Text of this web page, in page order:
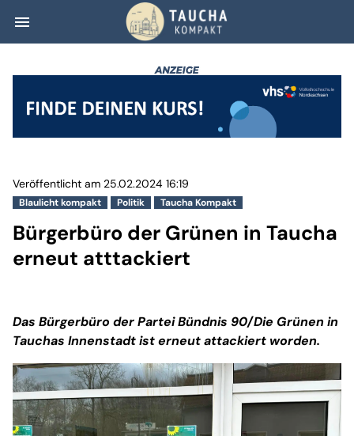
menu Bürgerbüro der
Blaulicht kompakt Politik Taucha Kompakt
Veröffentlicht am 25.02.2024 16:19
Bürgerbüro der Grünen in Taucha
erneut atttackiert
Das Bürgerbüro der Partei Bündnis 90/Die Grünen in
Tauchas Innenstadt ist erneut attackiert worden.